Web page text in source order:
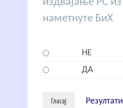
наметнуте БиХ
НЕ
ДА
Резултати